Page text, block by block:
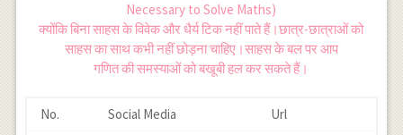
Necessary to Solve Maths)
क्योंकि बिना साहस के विवेक और धैर्य टिक नहीं पाते हैं।छात्र-छात्राओं को
साहस का साथ कभी नहीं छोड़ना चाहिए।साहस के बल पर आप
गणित की समस्याओं को बखूबी हल कर सकते हैं।
No. Social Media
Url